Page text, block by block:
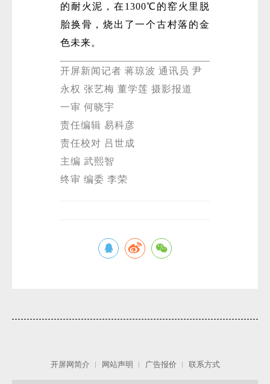
的耐火泥，在1300℃的窑火里脱
胎换骨，烧出了一个古村落的金
色未来。
开屏新闻记者 蒋琼波 通讯员 尹
永权 张艺梅 董学莲 摄影报道
一审 何晓宇
责任编辑 易科彦
责任校对 吕世成
主编 武熙智
终审 编委 李荣
开屏网简介 网站声明 广告报价 联系方式